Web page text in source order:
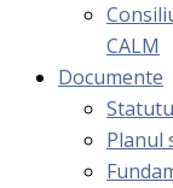
CALM
Documente
Planul